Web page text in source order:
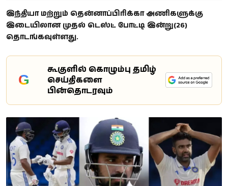
இந்தியா மற்றும் தென்னாப்பிரிக்கா அணிகளுக்கு
இடையிலான முதல் டெஸ்ட் போட்டி இன்று(26)
தொடங்கவுள்ளது.
G
கூகுளில் கொழும்பு தமிழ்
செய்திகளை
பின்தொடரவும்